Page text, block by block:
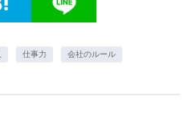
仕事力 会社のルール